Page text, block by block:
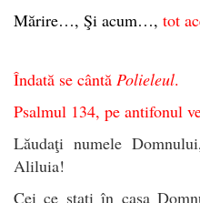
Mărire…, Şi acum…, tot
Îndată se cântă Polieleul.
Psalmul 134, pe antifonul
Lăudaţi numele
Aliluia!
Cei ce staţi în casa